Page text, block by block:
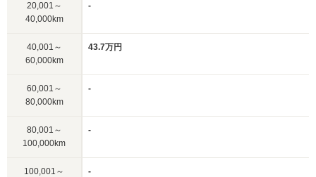
20,001～
40,000km
-
40,001～
60,000km
43.7万円
60,001～
80,000km
-
80,001～
100,000km
-
100,001～
-